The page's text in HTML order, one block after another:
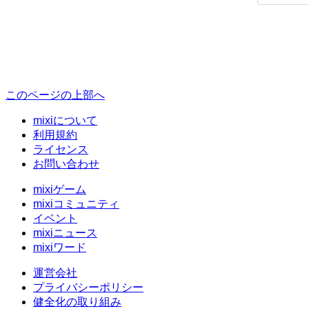
このページの上部へ
mixiについて
利用規約
ライセンス
お問い合わせ
mixiゲーム
mixiコミュニティ
イベント
mixiニュース
mixiワード
運営会社
プライバシーポリシー
健全化の取り組み